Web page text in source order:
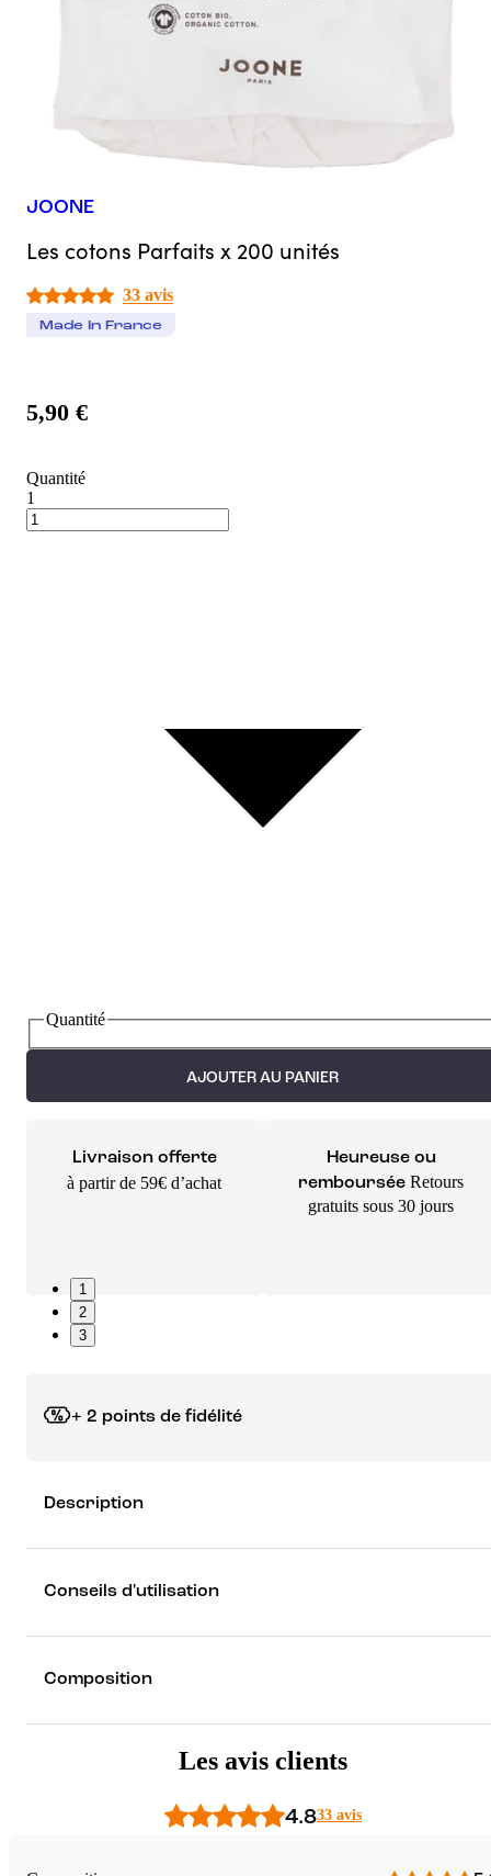
JOONE
Les cotons Parfaits x 200 unités
33 avis
Made In France
5,90 €
Quantité
1
Quantité
AJOUTER AU PANIER
Livraison offerte
à partir de 59€ d’achat
Heureuse ou
remboursée Retours
gratuits sous 30 jours
1
2
3
+ 2 points de fidélité
rêver !
Découvrez les récompenses
Description
Conseils d'utilisation
Composition
Les avis clients
4.833 avis